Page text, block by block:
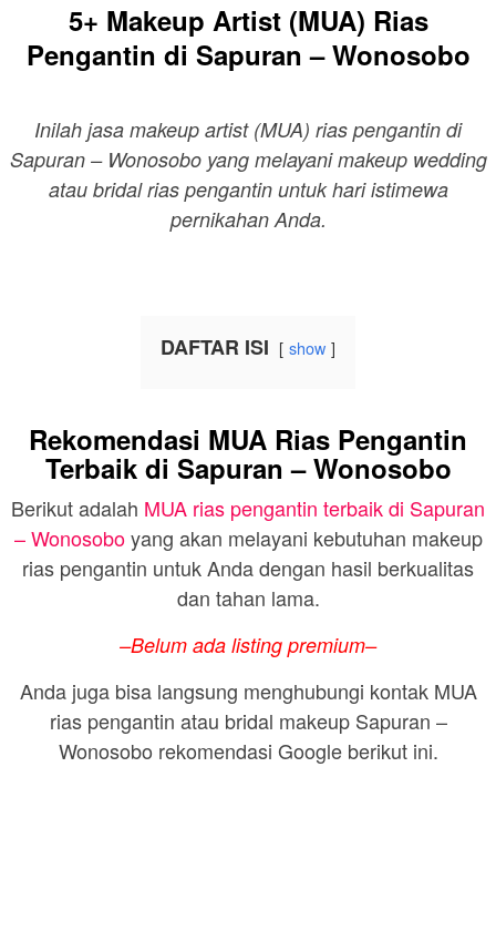
5+ Makeup Artist (MUA) Rias
Pengantin di Sapuran – Wonosobo
Inilah jasa makeup artist (MUA) rias pengantin di
Sapuran – Wonosobo yang melayani makeup wedding
atau bridal rias pengantin untuk hari istimewa
pernikahan Anda.
DAFTAR ISI show
Rekomendasi MUA Rias Pengantin
Terbaik di Sapuran – Wonosobo
Berikut adalah MUA rias pengantin terbaik di Sapuran
– Wonosoboyang akan melayani kebutuhan makeup
rias pengantin untuk Anda dengan hasil berkualitas
dan tahan lama.
–Belum ada listing premium–
Anda juga bisa langsung menghubungi kontak MUA
rias pengantin atau bridal makeup Sapuran –
Wonosobo rekomendasi Google berikut ini.